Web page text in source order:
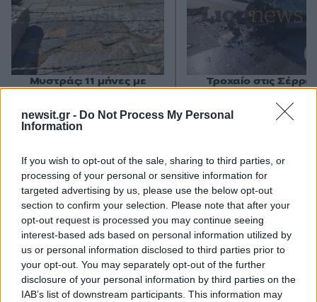
newsit.gr - Do Not Process My Personal
Information
If you wish to opt-out of the sale, sharing to third parties, or
processing of your personal or sensitive information for
targeted advertising by us, please use the below opt-out
section to confirm your selection. Please note that after your
opt-out request is processed you may continue seeing
interest-based ads based on personal information utilized by
us or personal information disclosed to third parties prior to
your opt-out. You may separately opt-out of the further
disclosure of your personal information by third parties on the
IAB’s list of downstream participants. This information may
Σχόλια
Σχολίασε εδώ
Μυστράς: 11 μήνες με
αναστολή στον 55χρονο
πατέρα του σε καταψύκτη
– «Ήταν ο τελευταίος
να τον βλέπω»
Τροχαίο στις
«Ξαφνικά μου ήρθε
αυτοκίνητο,
να φύγω αριστερά»